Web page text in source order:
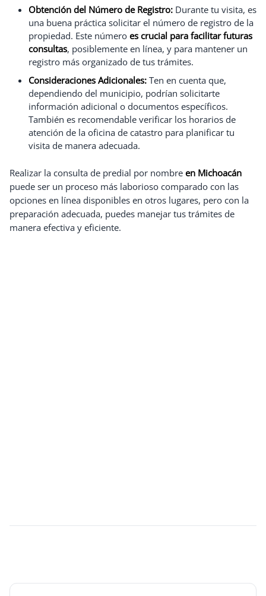
Obtención del Número de Registro: Durante tu visita, es
una buena práctica solicitar el número de registro de la
propiedad. Este número es crucial para facilitar futuras
consultas, posiblemente en línea, y para mantener un
registro más organizado de tus trámites.
Consideraciones Adicionales: Ten en cuenta que,
dependiendo del municipio, podrían solicitarte
información adicional o documentos específicos.
También es recomendable verificar los horarios de
atención de la oficina de catastro para planificar tu
visita de manera adecuada.
Realizar la consulta de predial por nombre en Michoacán
puede ser un proceso más laborioso comparado con las
opciones en línea disponibles en otros lugares, pero con la
preparación adecuada, puedes manejar tus trámites de
manera efectiva y eficiente.